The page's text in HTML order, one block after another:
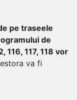
pe traseele
de
116, 117, 118 vor
va fi